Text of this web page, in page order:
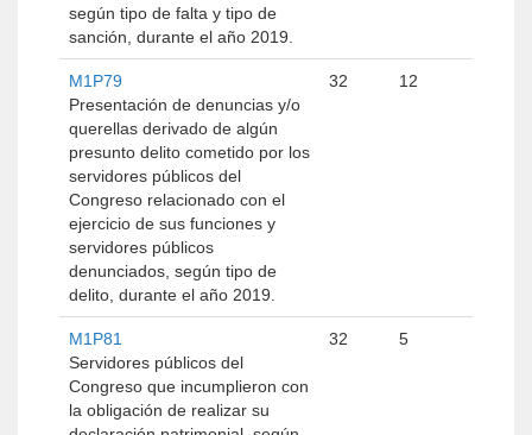
según tipo de falta y tipo de
sanción, durante el año 2019.
M1P79
Presentación de denuncias y/o
querellas derivado de algún
presunto delito cometido por los
servidores públicos del
Congreso relacionado con el
ejercicio de sus funciones y
servidores públicos
denunciados, según tipo de
delito, durante el año 2019.
32 12
M1P81
Servidores públicos del
Congreso que incumplieron con
la obligación de realizar su
32 5